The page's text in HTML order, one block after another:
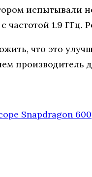
испытывали
1.9 ГГц.
что это